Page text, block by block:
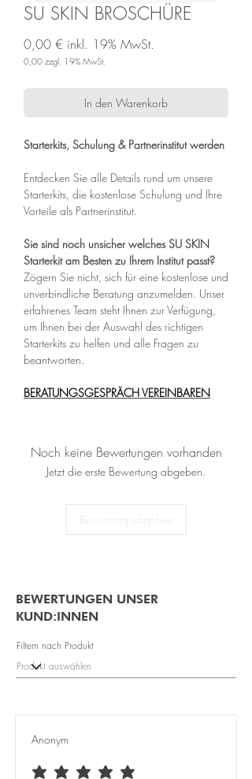
SU SKIN BROSCHÜRE
0,00 € inkl. 19% MwSt.
0,00 zzgl. 19% MwSt.
In den Warenkorb
Starterkits, Schulung & Partnerinstitut werden
Entdecken Sie alle Details rund um unsere
Starterkits, die kostenlose Schulung und Ihre
Vorteile als Partnerinstitut.
Sie sind noch unsicher welches SU SKIN
Starterkit am Besten zu Ihrem Institut passt?​​
Zögern Sie nicht, sich für eine kostenlose und
unverbindliche Beratung anzumelden. Unser
erfahrenes Team steht Ihnen zur Verfügung,
um Ihnen bei der Auswahl des richtigen
Starterkits zu helfen und alle Fragen zu
beantworten.
BERATUNGSGESPRÄCH VEREINBAREN
Noch keine Bewertungen vorhanden
Jetzt die erste Bewertung abgeben.
BEWERTUNGEN UNSER
KUND:INNEN
Filtern nach Produkt
Anonym